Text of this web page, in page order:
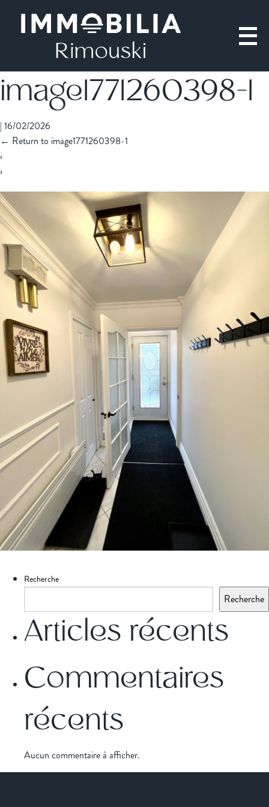
image1771260398-1
| 16/02/2026
← Return to image1771260398-1
‹
›
Recherche
Recherche
Articles récents
Commentaires
récents
Aucun commentaire à afficher.